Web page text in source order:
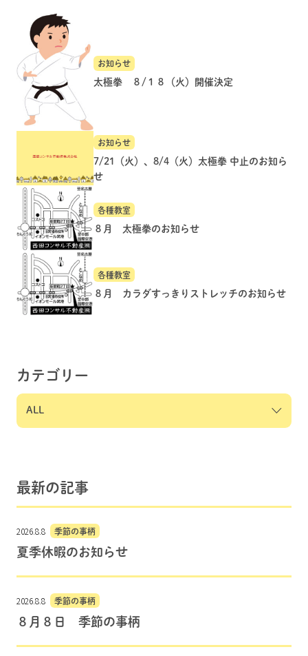
お知らせ
太極拳 ８/１８（火）開催決定
お知らせ
7/21（火）、8/4（火）太極拳 中止のお知ら
せ
各種教室
８月 太極拳のお知らせ
各種教室
８月 カラダすっきりストレッチのお知らせ
カテゴリー
最新の記事
2026.8.8 季節の事柄
夏季休暇のお知らせ
2026.8.8 季節の事柄
８月８日 季節の事柄